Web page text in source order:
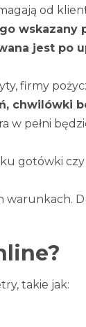
od
wskazany
jest po
firmy
chwilówki
w pełni
gotówki czy
takie jak: